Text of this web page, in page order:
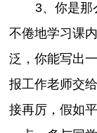
3、你是那
不倦地学习课
泛，你能写出
报工作老师交
接再厉，假如